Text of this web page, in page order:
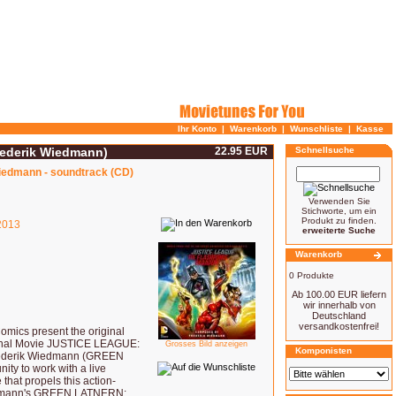
Ihr Konto | Warenkorb | Wunschliste | Kasse
Wiedmann)
22.95 EUR
- soundtrack (CD)
present the original
Movie JUSTICE LEAGUE:
Wiedmann (GREEN
to work with a live
propels this action-
GREEN LATNERN:
Grosses Bild anzeigen
Schnellsuche
Verwenden Sie
Stichworte, um ein
Produkt zu finden.
erweiterte Suche
Warenkorb
0 Produkte
Ab 100.00 EUR liefern
wir innerhalb von
Deutschland
versandkostenfrei!
Komponisten